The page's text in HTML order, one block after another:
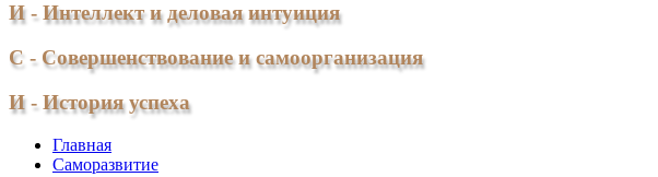
И - Интеллект и деловая интуиция
С - Совершенствование и самоорганизация
И - История успеха
Главная
Саморазвитие